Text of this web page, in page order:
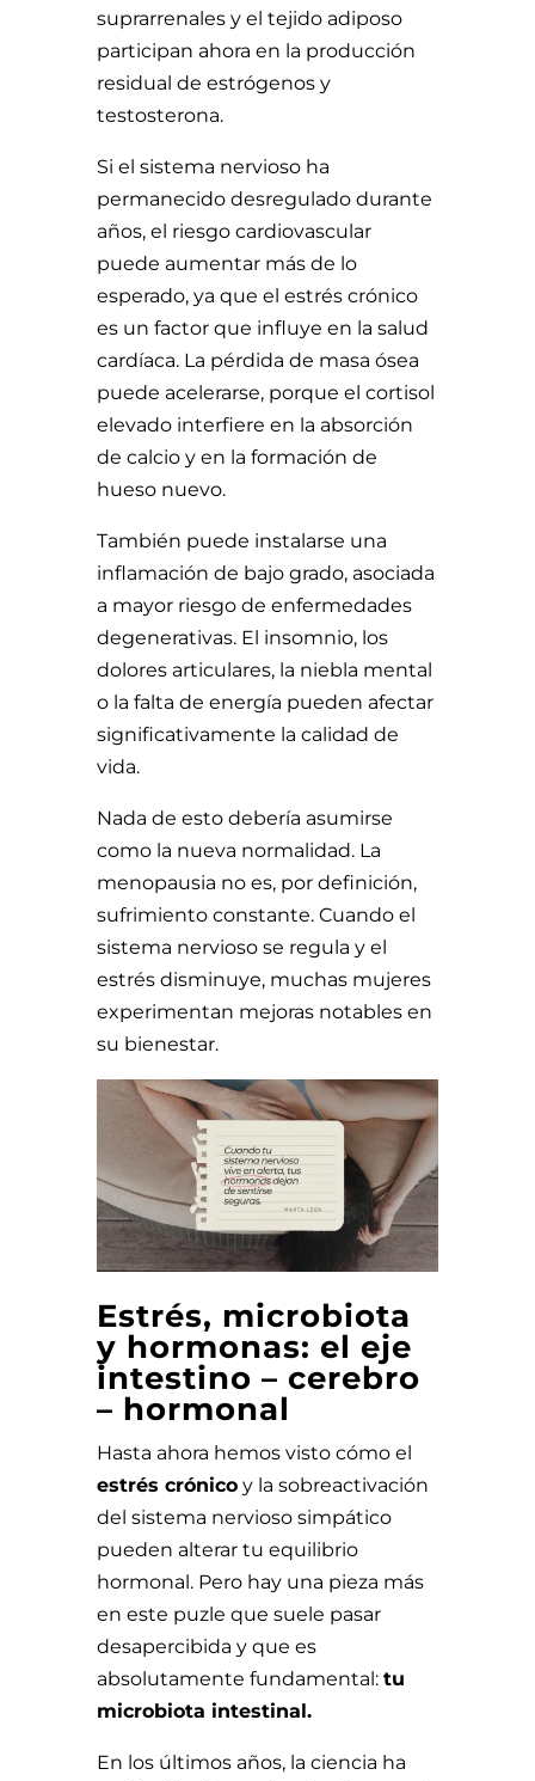
suprarrenales y el tejido adiposo
participan ahora en la producción
residual de estrógenos y
testosterona.
Si el sistema nervioso ha
permanecido desregulado durante
años, el riesgo cardiovascular
puede aumentar más de lo
esperado, ya que el estrés crónico
es un factor que influye en la salud
cardíaca. La pérdida de masa ósea
puede acelerarse, porque el cortisol
elevado interfiere en la absorción
de calcio y en la formación de
hueso nuevo.
También puede instalarse una
inflamación de bajo grado, asociada
a mayor riesgo de enfermedades
degenerativas. El insomnio, los
dolores articulares, la niebla mental
o la falta de energía pueden afectar
significativamente la calidad de
vida.
Nada de esto debería asumirse
como la nueva normalidad. La
menopausia no es, por definición,
sufrimiento constante. Cuando el
sistema nervioso se regula y el
estrés disminuye, muchas mujeres
experimentan mejoras notables en
su bienestar.
Estrés, microbiota
y hormonas: el eje
intestino – cerebro
– hormonal
Hasta ahora hemos visto cómo el
estrés crónicoy la sobreactivación
del sistema nervioso simpático
pueden alterar tu equilibrio
hormonal. Pero hay una pieza más
en este puzle que suele pasar
desapercibida y que es
absolutamente fundamental: tu
microbiota intestinal.
En los últimos años, la ciencia ha